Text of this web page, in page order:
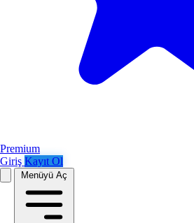
Premium
Giriş Kayıt Ol
Menüyü Aç